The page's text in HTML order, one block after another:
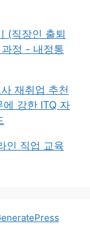
(직장인 출퇴
정 - 내정통
재취업 추천
에 강한 ITQ 자
인 직업 교육